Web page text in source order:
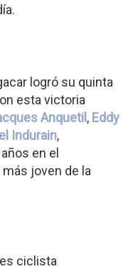
logró su quinta
esta victoria
Anquetil , Eddy
Indurain,
en el
joven de la
ciclista